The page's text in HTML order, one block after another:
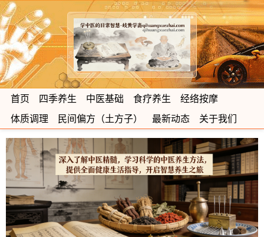
首页 四季养生 中医基础 食疗养生
经络按摩
体质调理
民间偏方（土方子） 最新动态 关于我们